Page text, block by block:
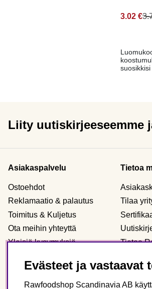
3.02 €
Liity uutiskirjeeseemme
Asiakaspalvelu
Ostoehdot
Reklamaatio & palautus
Toimitus & Kuljetus
Ota meihin yhteyttä
Yleisiä kysymyksiä
Henkilökohtaiset tiedot
Tietoa
Tilaa
Tietoa
Evästeet ja vastaavat
Rawfoodshop Scandinavia AB